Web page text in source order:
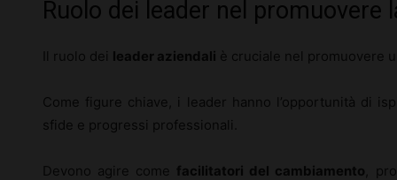
Ruolo dei leader nel promuovere
Il ruolo dei leader aziendali è cruciale nel promuovere
Come figure chiave, i leader hanno l’opportunità di
sfide e progressi professionali.
Devono agire come facilitatori del cambiamento ,